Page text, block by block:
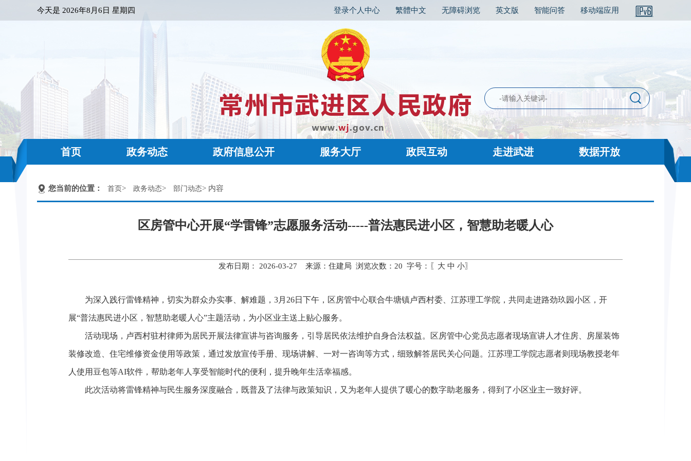
今天是 2026年8月6日 星期四 登录个人中心 繁體中文 无障碍浏览 英文版 智能问答 移动端应用
首页 政务动态 政府信息公开 服务大厅 政民互动 走进武进 数据开放
您当前的位置： 首页> 政务动态> 部门动态> 内容
区房管中心开展“学雷锋”志愿服务活动-----普法惠民进小区，智慧助老暖人心
发布日期： 2026-03-27 来源：住建局 浏览次数： 20 字号：〖 大 中 小〗
为深入践行雷锋精神，切实为群众办实事、解难题，3月26日下午，区房管中心联合牛塘镇卢西村委、江苏理工学院，共同走进路劲玖园小区，开
展“普法惠民进小区，智慧助老暖人心”主题活动，为小区业主送上贴心服务。
活动现场，卢西村驻村律师为居民开展法律宣讲与咨询服务，引导居民依法维护自身合法权益。区房管中心党员志愿者现场宣讲人才住房、房屋装饰
装修改造、住宅维修资金使用等政策，通过发放宣传手册、现场讲解、一对一咨询等方式，细致解答居民关心问题。江苏理工学院志愿者则现场教授老年
人使用豆包等AI软件，帮助老年人享受智能时代的便利，提升晚年生活幸福感。
此次活动将雷锋精神与民生服务深度融合，既普及了法律与政策知识，又为老年人提供了暖心的数字助老服务，得到了小区业主一致好评。